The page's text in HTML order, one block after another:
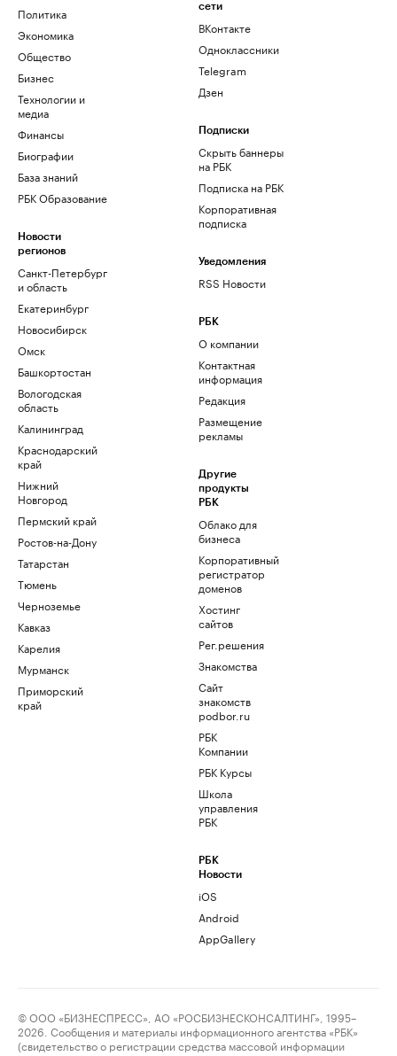
Политика
Экономика
Общество
Бизнес
Технологии и
медиа
Финансы
Биографии
База знаний
РБК Образование
Новости
регионов
Санкт-Петербург
и область
Екатеринбург
Новосибирск
Омск
Башкортостан
Вологодская
область
Калининград
Краснодарский
край
Нижний
Новгород
Пермский край
Ростов-на-Дону
Татарстан
Тюмень
Черноземье
Кавказ
Карелия
Мурманск
Приморский
край
сети
ВКонтакте
Одноклассники
Telegram
Дзен
Подписки
Скрыть баннеры
на РБК
Подписка на РБК
Корпоративная
подписка
Уведомления
RSS Новости
РБК
О компании
Контактная
информация
Редакция
Размещение
рекламы
Другие
продукты
РБК
Облако для
бизнеса
Корпоративный
регистратор
доменов
Хостинг
сайтов
Рег.решения
Знакомства
Сайт
знакомств
podbor.ru
РБК
Компании
РБК Курсы
Школа
управления
РБК
РБК
Новости
iOS
Android
AppGallery
© ООО «БИЗНЕСПРЕСС», АО «РОСБИЗНЕСКОНСАЛТИНГ», 1995–
2026. Сообщения и материалы информационного агентства «РБК»
(свидетельство о регистрации средства массовой информации